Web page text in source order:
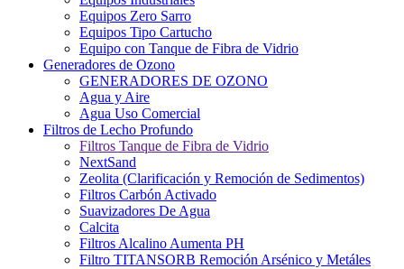
Equipos Zero Sarro
Equipos Tipo Cartucho
Equipo con Tanque de Fibra de Vidrio
Generadores de Ozono
GENERADORES DE OZONO
Agua y Aire
Agua Uso Comercial
Filtros de Lecho Profundo
Filtros Tanque de Fibra de Vidrio
NextSand
Zeolita (Clarificación y Remoción de Sedimentos)
Filtros Carbón Activado
Suavizadores De Agua
Calcita
Filtros Alcalino Aumenta PH
Filtro TITANSORB Remoción Arsénico y Metáles